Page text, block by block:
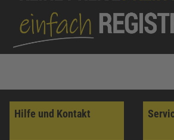
Hilfe und Kontakt